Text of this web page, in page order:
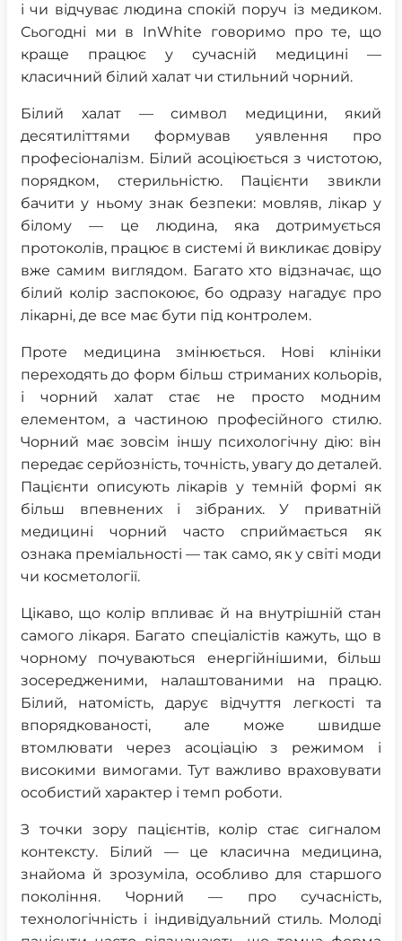
і чи відчуває людина спокій поруч із медиком.
Сьогодні ми в InWhite говоримо про те, що
краще працює у сучасній медицині —
класичний білий халат чи стильний чорний.
Білий халат — символ медицини, який
десятиліттями формував уявлення про
професіоналізм. Білий асоціюється з чистотою,
порядком, стерильністю. Пацієнти звикли
бачити у ньому знак безпеки: мовляв, лікар у
білому — це людина, яка дотримується
протоколів, працює в системі й викликає довіру
вже самим виглядом. Багато хто відзначає, що
білий колір заспокоює, бо одразу нагадує про
лікарні, де все має бути під контролем.
Проте медицина змінюється. Нові клініки
переходять до форм більш стриманих кольорів,
і чорний халат стає не просто модним
елементом, а частиною професійного стилю.
Чорний має зовсім іншу психологічну дію: він
передає серйозність, точність, увагу до деталей.
Пацієнти описують лікарів у темній формі як
більш впевнених і зібраних. У приватній
медицині чорний часто сприймається як
ознака преміальності — так само, як у світі моди
чи косметології.
Цікаво, що колір впливає й на внутрішній стан
самого лікаря. Багато спеціалістів кажуть, що в
чорному почуваються енергійнішими, більш
зосередженими, налаштованими на працю.
Білий, натомість, дарує відчуття легкості та
впорядкованості, але може швидше
втомлювати через асоціацію з режимом і
високими вимогами. Тут важливо враховувати
особистий характер і темп роботи.
З точки зору пацієнтів, колір стає сигналом
контексту. Білий — це класична медицина,
знайома й зрозуміла, особливо для старшого
покоління. Чорний — про сучасність,
технологічність і індивідуальний стиль. Молоді